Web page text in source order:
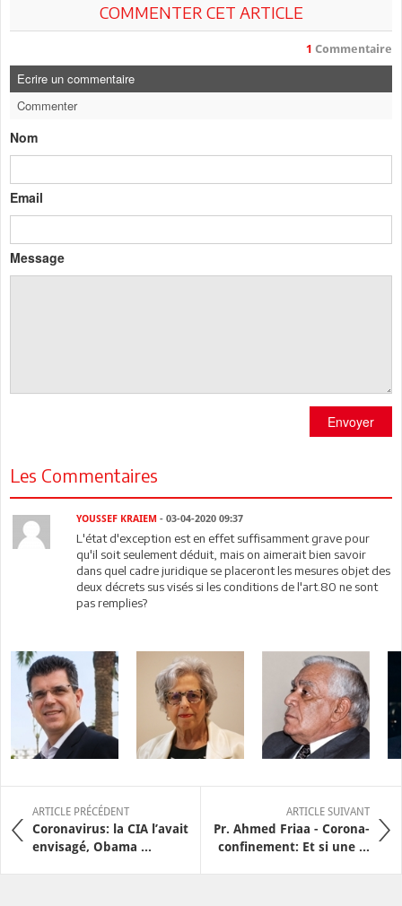
COMMENTER CET ARTICLE
1 Commentaire
Ecrire un commentaire
Commenter
Nom
Email
Message
Envoyer
Les Commentaires
YOUSSEF KRAIEM - 03-04-2020 09:37
L'état d'exception est en effet suffisamment grave pour
qu'il soit seulement déduit, mais on aimerait bien savoir
dans quel cadre juridique se placeront les mesures objet des
deux décrets sus visés si les conditions de l'art.80 ne sont
pas remplies?
ARTICLE PRÉCÉDENT
Coronavirus: la CIA l’avait
envisagé, Obama ...
ARTICLE SUIVANT
Pr. Ahmed Friaa - Corona-
confinement: Et si une ...